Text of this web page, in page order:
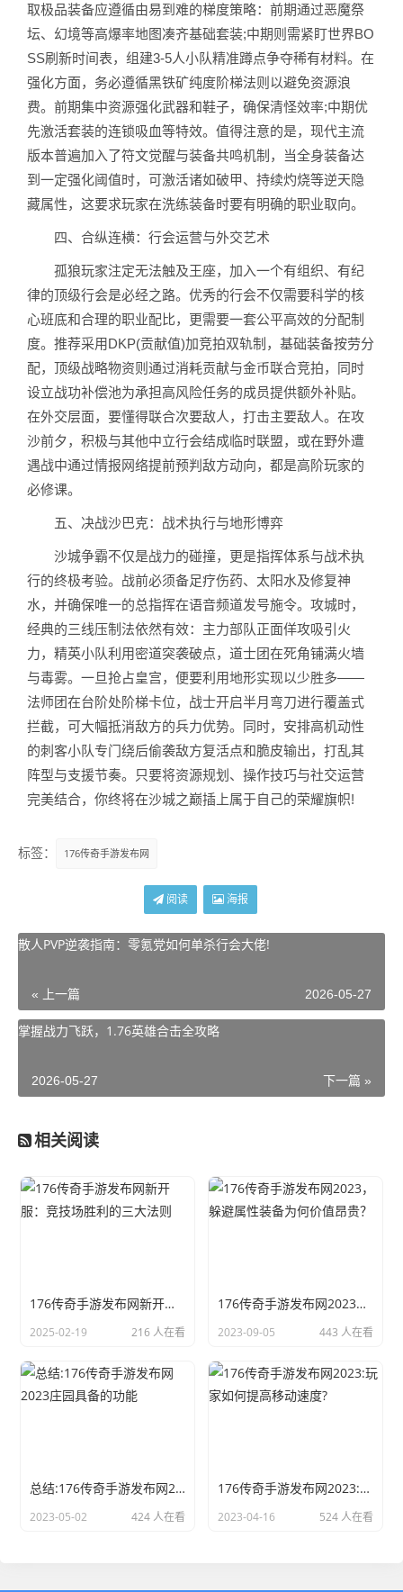
取极品装备应遵循由易到难的梯度策略：前期通过恶魔祭
坛、幻境等高爆率地图凑齐基础套装;中期则需紧盯世界BO
SS刷新时间表，组建3-5人小队精准蹲点争夺稀有材料。在
强化方面，务必遵循黑铁矿纯度阶梯法则以避免资源浪
费。前期集中资源强化武器和鞋子，确保清怪效率;中期优
先激活套装的连锁吸血等特效。值得注意的是，现代主流
版本普遍加入了符文觉醒与装备共鸣机制，当全身装备达
到一定强化阈值时，可激活诸如破甲、持续灼烧等逆天隐
藏属性，这要求玩家在洗练装备时要有明确的职业取向。
四、合纵连横：行会运营与外交艺术
孤狼玩家注定无法触及王座，加入一个有组织、有纪
律的顶级行会是必经之路。优秀的行会不仅需要科学的核
心班底和合理的职业配比，更需要一套公平高效的分配制
度。推荐采用DKP(贡献值)加竞拍双轨制，基础装备按劳分
配，顶级战略物资则通过消耗贡献与金币联合竞拍，同时
设立战功补偿池为承担高风险任务的成员提供额外补贴。
在外交层面，要懂得联合次要敌人，打击主要敌人。在攻
沙前夕，积极与其他中立行会结成临时联盟，或在野外遭
遇战中通过情报网络提前预判敌方动向，都是高阶玩家的
必修课。
五、决战沙巴克：战术执行与地形博弈
沙城争霸不仅是战力的碰撞，更是指挥体系与战术执
行的终极考验。战前必须备足疗伤药、太阳水及修复神
水，并确保唯一的总指挥在语音频道发号施令。攻城时，
经典的三线压制法依然有效：主力部队正面佯攻吸引火
力，精英小队利用密道突袭破点，道士团在死角铺满火墙
与毒雾。一旦抢占皇宫，便要利用地形实现以少胜多——
法师团在台阶处阶梯卡位，战士开启半月弯刀进行覆盖式
拦截，可大幅抵消敌方的兵力优势。同时，安排高机动性
的刺客小队专门绕后偷袭敌方复活点和脆皮输出，打乱其
阵型与支援节奏。只要将资源规划、操作技巧与社交运营
完美结合，你终将在沙城之巅插上属于自己的荣耀旗帜!
标签： 176传奇手游发布网
阅读 海报
散人PVP逆袭指南：零氪党如何单杀行会大佬!
« 上一篇 2026-05-27
掌握战力飞跃，1.76英雄合击全攻略
下一篇 »
2026-05-27
相关阅读
176传奇手游发布网新开服：竞技场胜利的三大法则
2025-02-19 216 人在看
176传奇手游发布网2023，躲避属性装备为何价值昂贵？
2023-09-05 443 人在看
总结:176传奇手游发布网2023庄园具备的功能
2023-05-02 424 人在看
176传奇手游发布网2023:玩家如何提高移动速度?
2023-04-16 524 人在看